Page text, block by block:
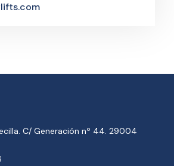
C/ Generación nº 44. 29004